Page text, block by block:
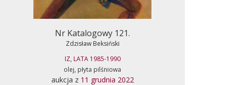
Nr Katalogowy 121.
Zdzisław Beksiński
IZ, LATA 1985-1990
olej, płyta pilśniowa
aukcja z 11 grudnia 2022